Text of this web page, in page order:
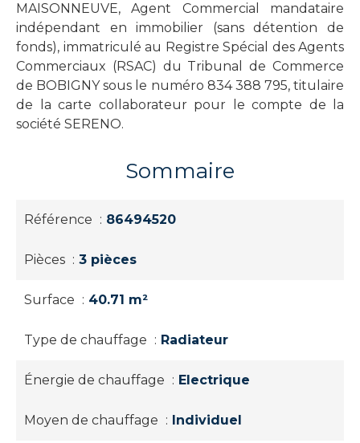
MAISONNEUVE, Agent Commercial mandataire
indépendant en immobilier (sans détention de
fonds), immatriculé au Registre Spécial des Agents
Commerciaux (RSAC) du Tribunal de Commerce
de BOBIGNY sous le numéro 834 388 795, titulaire
de la carte collaborateur pour le compte de la
société SERENO.
Sommaire
Référence 86494520
Pièces 3 pièces
Surface 40.71 m²
Type de chauffage Radiateur
Énergie de chauffage Electrique
Moyen de chauffage Individuel